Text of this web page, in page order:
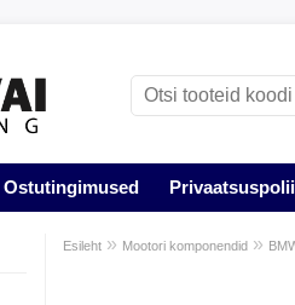
Ostutingimused
Esileht » Mootori komponendid »